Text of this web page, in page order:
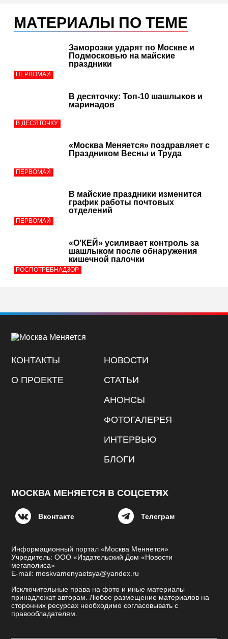
МАТЕРИАЛЫ ПО ТЕМЕ
ПЕРВОМАЙ
Заморозки ударят по Москве и
Подмосковью на майские
праздники
В ДЕСЯТОЧКУ
В десяточку: Топ-10 шашлыков и
маринадов
ПЕРВОМАЙ
«Москва Меняется» поздравляет с
Праздником Весны и Труда
ПЕРВОМАЙ
В майские праздники изменится
график работы почтовых
отделений
РОСПОТРЕБНАДЗОР
«О’КЕЙ» усиливает контроль за
шашлыком после обнаружения
кишечной палочки
КОНТАКТЫ
О ПРОЕКТЕ
НОВОСТИ
СТАТЬИ
АНОНСЫ
ФОТОГАЛЕРЕЯ
ИНТЕРВЬЮ
БЛОГИ
МОСКВА МЕНЯЕТСЯ В СОЦСЕТЯХ
Вконтакте Телеграм
Информационный портал «Москва Меняется»
Учредитель: ООО «Издательский Дом «Новости
мегаполиса»
E-mail: moskvamenyaetsya@yandex.ru
Исключительные права на фото и иные материалы
принадлежат авторам. Любое размещение материалов на
сторонних ресурсах необходимо согласовывать с
правообладателям.